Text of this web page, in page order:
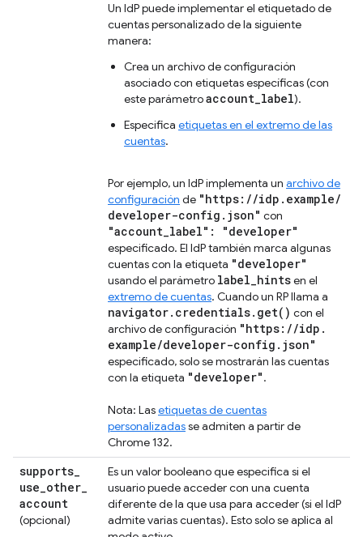
Un IdP puede implementar el etiquetado de
cuentas personalizado de la siguiente
manera:
Crea un archivo de configuración
asociado con etiquetas específicas (con
este parámetroaccount_label).
Especifica etiquetas en el extremo de las
cuentas.
Por ejemplo, un IdP implementa un archivo de
configuración de "https: //idp . example/
developer-config . json" con
"account_label": "developer"
especificado. El IdP también marca algunas
cuentas con la etiqueta "developer"
usando el parámetro label_hintsen el
extremo de cuentas. Cuando un RP llama a
navigator. credentials. get( ) con el
archivo de configuración "https: //idp .
example/developer-config . json"
especificado, solo se mostrarán las cuentas
con la etiqueta "developer".
Nota: Lasetiquetas de cuentas
personalizadasse admiten a partir de
Chrome 132.
supports_
use_other_
account
(opcional)
Es un valor booleano que especifica si el
usuario puede acceder con una cuenta
diferente de la que usa para acceder (si el IdP
admite varias cuentas). Esto solo se aplica al